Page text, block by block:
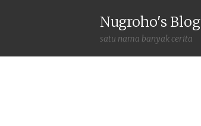
Nugroho's Blog
satu nama banyak cerita